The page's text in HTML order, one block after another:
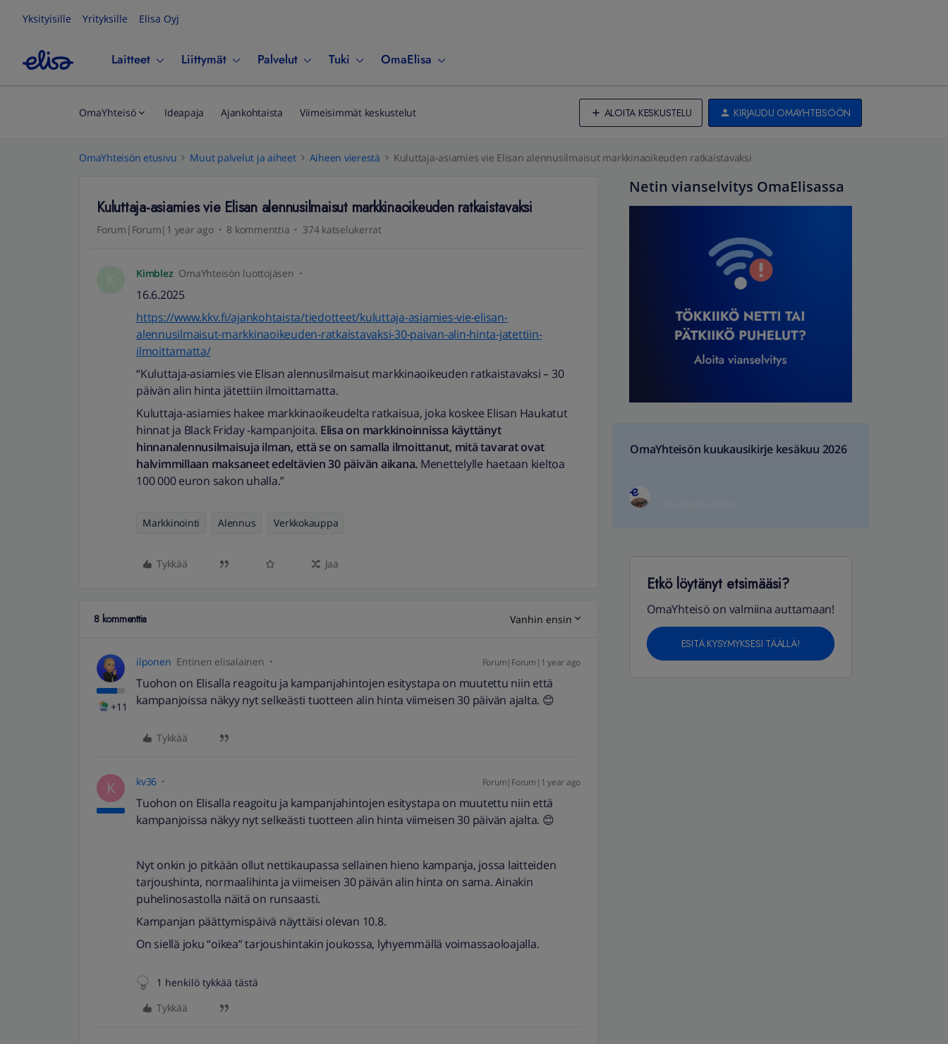
Yksityisille Yrityksille Elisa Oyj
Laitteet Liittymät Palvelut Tuki OmaElisa
OmaYhteisö Ideapaja Ajankohtaista Viimeisimmät keskustelut ALOITA KESKUSTELU KIRJAUDU OMAYHTEISÖÖN
OmaYhteisön etusivu Muut palvelut ja aiheet Aiheen vierestä Kuluttaja-asiamies vie Elisan alennusilmaisut markkinaoikeuden ratkaistavaksi
Kuluttaja-asiamies vie Elisan alennusilmaisut markkinaoikeuden ratkaistavaksi
Forum|Forum|1 year ago 8 kommenttia 374 katselukerrat
Kimblez OmaYhteisön luottojäsen
16.6.2025
https://www.kkv.fi/ajankohtaista/tiedotteet/kuluttaja-asiamies-vie-elisan-
alennusilmaisut-markkinaoikeuden-ratkaistavaksi-30-paivan-alin-hinta-jatettiin-
ilmoittamatta/
“Kuluttaja-asiamies vie Elisan alennusilmaisut markkinaoikeuden ratkaistavaksi – 30
päivän alin hinta jätettiin ilmoittamatta.
Kuluttaja-asiamies hakee markkinaoikeudelta ratkaisua, joka koskee Elisan Haukatut
hinnat ja Black Friday -kampanjoita. Elisa on markkinoinnissa käyttänyt
hinnanalennusilmaisuja ilman, että se on samalla ilmoittanut, mitä tavarat ovat
halvimmillaan maksaneet edeltävien 30 päivän aikana. Menettelylle haetaan kieltoa
100 000 euron sakon uhalla.”
Markkinointi Alennus Verkkokauppa
Tykkää Jaa
8 kommenttia Vanhin ensin
+11
ilponen Entinen elisalainen Forum|Forum|1 year ago
Tuohon on Elisalla reagoitu ja kampanjahintojen esitystapa on muutettu niin että
kampanjoissa näkyy nyt selkeästi tuotteen alin hinta viimeisen 30 päivän ajalta. 😊
Tykkää
K kv36 Forum|Forum|1 year ago
Tuohon on Elisalla reagoitu ja kampanjahintojen esitystapa on muutettu niin että
kampanjoissa näkyy nyt selkeästi tuotteen alin hinta viimeisen 30 päivän ajalta. 😊
Nyt onkin jo pitkään ollut nettikaupassa sellainen hieno kampanja, jossa laitteiden
tarjoushinta, normaalihinta ja viimeisen 30 päivän alin hinta on sama. Ainakin
puhelinosastolla näitä on runsaasti.
Kampanjan päättymispäivä näyttäisi olevan 10.8.
On siellä joku “oikea” tarjoushintakin joukossa, lyhyemmällä voimassaoloajalla.
1 henkilö tykkää tästä
Tykkää
Netin vianselvitys OmaElisassa
OmaYhteisön kuukausikirje kesäkuu 2026
Etkö löytänyt etsimääsi?
OmaYhteisö on valmiina auttamaan!
ESITÄ KYSYMYKSESI TÄÄLLÄ!